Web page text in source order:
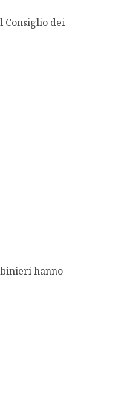
Consiglio dei
hanno